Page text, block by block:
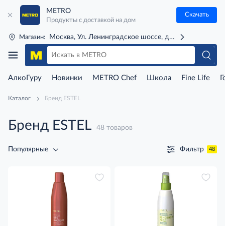
METRO
Продукты с доставкой на дом
Скачать
Магазин: Москва, Ул. Ленинградское шоссе, д. 71Г (м. Речной
АлкоГуру Новинки METRO Chef Школа Fine Life
Каталог Бренд ESTEL
Бренд ESTEL 48 товаров
Популярные Фильтр 48